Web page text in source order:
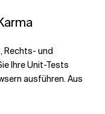
Rechts- und
Ihre Unit-Tests
ausführen. Aus